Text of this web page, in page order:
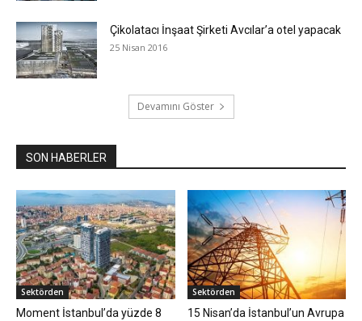
Çikolatacı İnşaat Şirketi Avcılar’a otel yapacak
25 Nisan 2016
Devamını Göster
SON HABERLER
Sektörden
Moment İstanbul’da yüzde 8
Sektörden
15 Nisan’da İstanbul’un Avrupa